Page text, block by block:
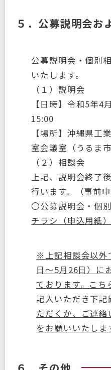
５．公募説明会お
公募説明会・個別
いたします。
（１）説明会
【日時】令和5年4
15:00
【場所】沖縄県
室会議室（うるま
（２）相談会
上記、説明会終了
行います。（事前申
〇公募説明会・
チラシ（申込用紙）
※上記相談会以外
日～5月26日）に
ております。こち
記入いただき下
ただくか、 ご連
をお願いいたしま